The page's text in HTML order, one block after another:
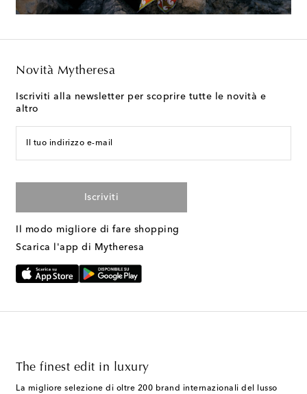
Novità Mytheresa
Iscriviti alla newsletter per scoprire tutte le novità e
altro
Il tuo indirizzo e-mail
Iscriviti
Il modo migliore di fare shopping
Scarica l'app di Mytheresa
The finest edit in luxury
La migliore selezione di oltre 200 brand internazionali del lusso